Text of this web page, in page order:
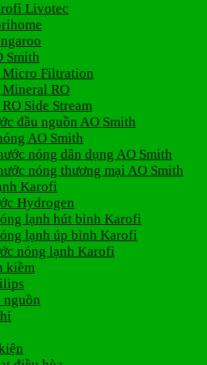
Livotec
Smith
Micro Filtration
RO
Side Stream
đầu nguồn AO Smith
AO Smith
nóng dân dụng AO Smith
nóng thương mại AO Smith
Karofi
Hydrogen
lạnh hút bình Karofi
lạnh úp bình Karofi
nóng lạnh Karofi
kiềm
nguồn